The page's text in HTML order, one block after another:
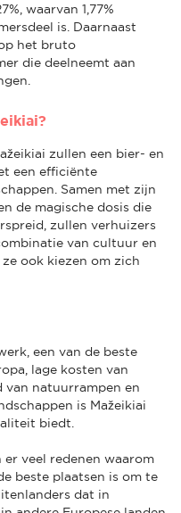
waarvan 1,77%
is. Daarnaast
het bruto
die deelneemt aan
zullen een bier- en
een efficiënte
Samen met zijn
de magische dosis die
zullen verhuizers
van cultuur en
ook kiezen om zich
een van de beste
lage kosten van
van natuurrampen en
is Mažeikiai
biedt.
veel redenen waarom
beste plaatsen is om te
dat in